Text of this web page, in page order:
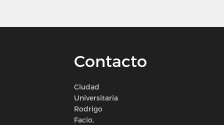
Contacto
Ciudad
Universitaria
Rodrigo
Facio,